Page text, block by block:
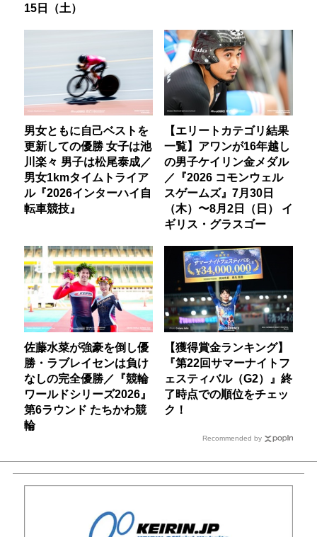
15日（土）
男女ともに自己ベストを
更新しての優勝 女子は池
川楽々 男子は松尾泰成／
男女1kmタイムトライア
ル『2026インターハイ自
転車競技』
【エリートカテゴリ結果
一覧】アワンが16年越し
の男子ケイリン金メダル
／『2026 コモンウェル
スゲームズ』7月30日
（木）〜8月2日（日） イ
ギリス・グラスゴー
佐藤水菜が強豪を倒し優
勝・ラブレイセンは負け
なしの完全優勝／『競輪
ワールドシリーズ2026』
第6ラウンド たちかわ競
輪
【獲得賞金ランキング】
『第22回サマーナイトフ
ェスティバル（G2）』終
了時点での順位をチェッ
ク！
Recommended by